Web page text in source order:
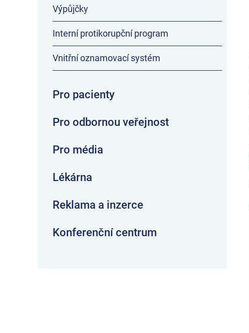
Výpůjčky
Interní protikorupční program
Vnitřní oznamovací systém
Pro pacienty
Pro odbornou veřejnost
Pro média
Lékárna
Reklama a inzerce
Konferenční centrum